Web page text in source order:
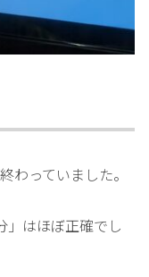
わっていました。
」はほぼ正確でし